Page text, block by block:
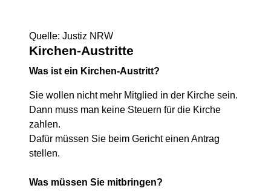
Quelle: Justiz NRW
Kirchen-Austritte
Was ist ein Kirchen-Austritt?
Sie wollen nicht mehr Mitglied in der Kirche sein.
Dann muss man keine Steuern für die Kirche
zahlen.
Dafür müssen Sie beim Gericht einen Antrag
stellen.
Was müssen Sie mitbringen?